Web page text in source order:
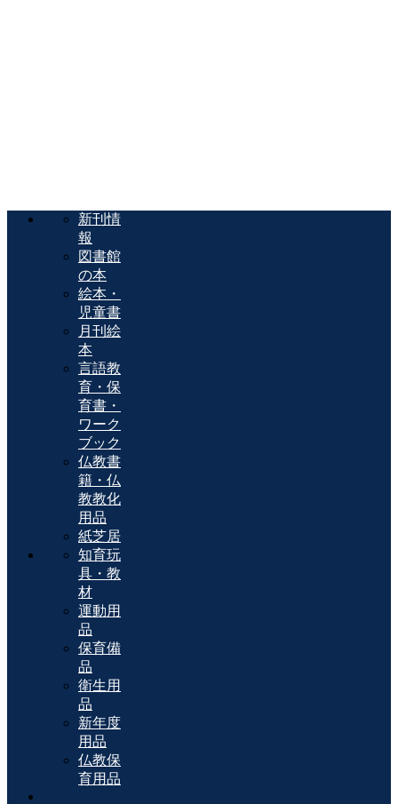
新刊情
報
図書館
の本
絵本・
児童書
月刊絵
本
言語教
育・保
育書・
ワーク
ブック
仏教書
籍・仏
教教化
用品
紙芝居
知育玩
具・教
材
運動用
品
保育備
品
衛生用
品
新年度
用品
仏教保
育用品